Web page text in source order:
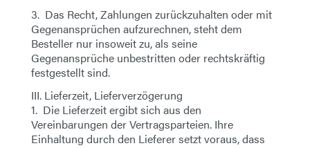
3. Das Recht, Zahlungen zurückzuhalten oder mit
Gegenansprüchen aufzurechnen, steht dem
Besteller nur insoweit zu, als seine
Gegenansprüche unbestritten oder rechtskräftig
festgestellt sind.
III. Lieferzeit, Lieferverzögerung
1. Die Lieferzeit ergibt sich aus den
Vereinbarungen der Vertragsparteien. Ihre
Einhaltung durch den Lieferer setzt voraus, dass